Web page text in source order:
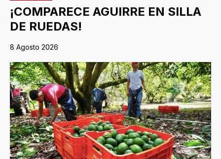
¡COMPARECE AGUIRRE EN SILLA
DE RUEDAS!
8 Agosto 2026